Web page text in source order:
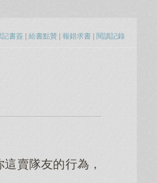
記書簽 | 給書點贊 | 報錯求書 | 閱讀記錄
賣隊友的行為，